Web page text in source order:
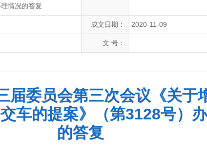
情况的答复
成文日期： 2020-11-09
文 号：
届委员会第三次会议《关于
车的提案》（第3128号）
的答复